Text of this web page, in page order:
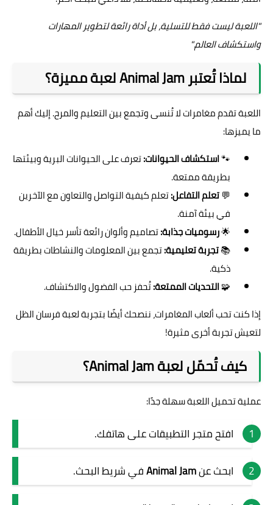
"اللعبة ليست فقط للتسلية، بل أداة رائعة لتطوير المهارات
واستكشاف العالم."
لماذا تُعتبر Animal Jam لعبة مميزة؟
اللعبة تقدم مغامرات لا تُنسى وتجمع بين التعليم والمرح. إليك أهم
ما يميزها:
🐾استكشاف الحيوانات:تعرف على الحيوانات البرية وبيئتها
بطريقة ممتعة.
💬تعلم التفاعل:تعلم كيفية التواصل والتعاون مع الآخرين
في بيئة آمنة.
🌟رسوميات جذابة:تصاميم وألوان رائعة تأسر خيال الأطفال.
📚تجربة تعليمية:تجمع بين المعلومات والنشاطات بطريقة
ذكية.
🧩التحديات الممتعة:تُحفز حب الفضول والاكتشاف.
إذا كنت تحب ألعاب المغامرات، ننصحك أيضًا بتجربةلعبة فرسان الظل
لتعيش تجربة أخرى مثيرة!
كيف تُحمّل لعبة Animal Jam؟
عملية تحميل اللعبة سهلة جدًا:
افتح متجر التطبيقات على هاتفك.
ابحث عنAnimal Jamفي شريط البحث.